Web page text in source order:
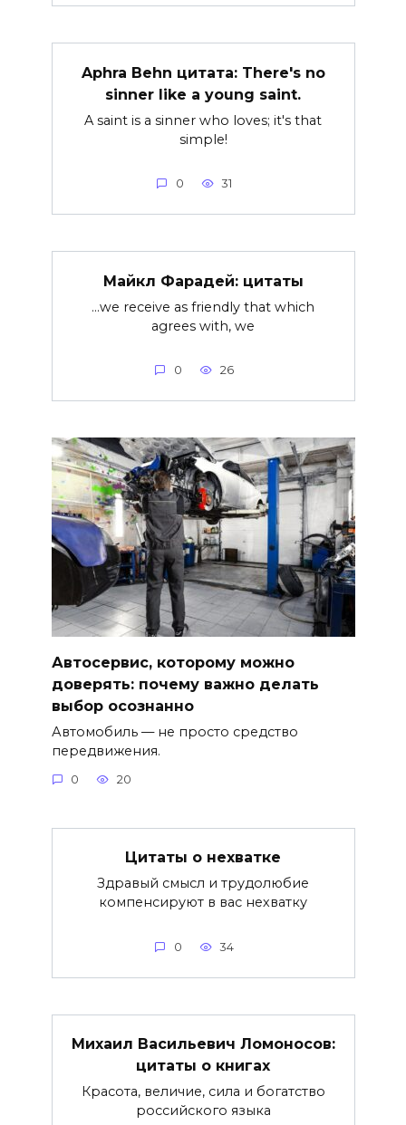
Aphra Behn цитата: There's no
sinner like a young saint.
A saint is a sinner who loves; it's that
simple!
0 31
Майкл Фарадей: цитаты
…we receive as friendly that which
agrees with, we
0 26
Автосервис, которому можно
доверять: почему важно делать
выбор осознанно
Автомобиль — не просто средство
передвижения.
0 20
Цитаты о нехватке
Здравый смысл и трудолюбие
компенсируют в вас нехватку
0 34
Михаил Васильевич Ломоносов:
цитаты о книгах
Красота, величие, сила и богатство
российского языка